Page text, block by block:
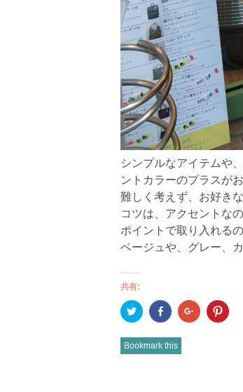
シンプルなアイテムや
ントカラーのプラスが
難しく考えず、お好き
コツは、アクセントな
ポイントで取り入れる
ベージュや、グレー、
共有:
ク
リ
ク
し
て
Facebook
で
有
(新
し
ク
リ
ク
リ
Bookmark this